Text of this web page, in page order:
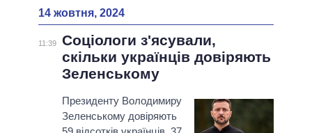
14 жовтня, 2024
11:39
Соціологи з'ясували,
скільки українців довіряють
Зеленському
Президенту Володимиру
Зеленському довіряють